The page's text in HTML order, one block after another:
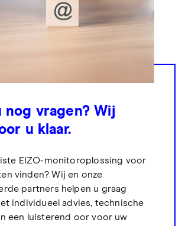
nog vragen? Wij
u klaar.
EIZO-monitoroplossing voor
vinden? Wij en onze
partners helpen u graag
individueel advies, technische
een luisterend oor voor uw